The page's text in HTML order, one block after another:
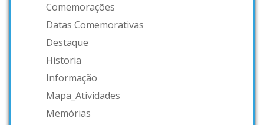
Comemorações
Datas Comemorativas
Destaque
Historia
Informação
Mapa_Atividades
Memórias